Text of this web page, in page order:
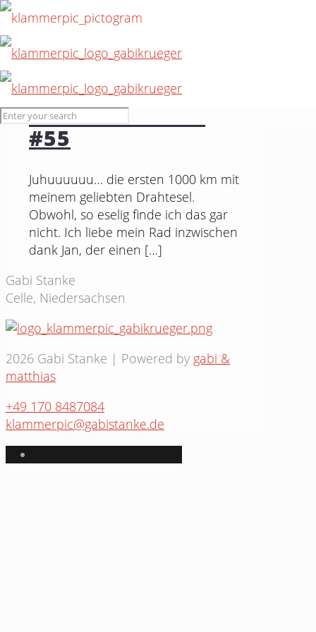
5. August 2015
1000 Kilometer
#55
Juhuuuuuu… die ersten 1000 km mit
meinem geliebten Drahtesel.
Obwohl, so eselig finde ich das gar
nicht. Ich liebe mein Rad inzwischen
dank Jan, der einen […]
Gabi Stanke
Celle, Niedersachsen
2026 Gabi Stanke | Powered by gabi &
matthias
+49 170 8487084
klammerpic@gabistanke.de